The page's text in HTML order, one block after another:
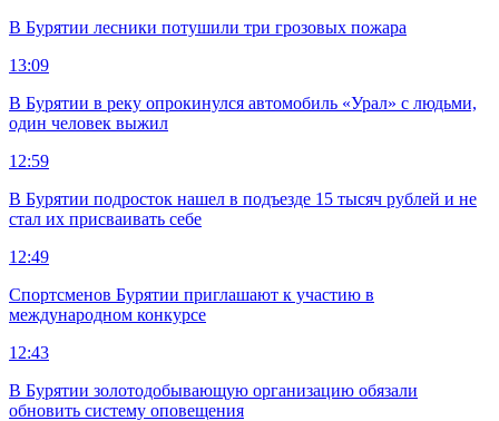
В Бурятии лесники потушили три грозовых пожара
13:09
В Бурятии в реку опрокинулся автомобиль «Урал» с людьми,
один человек выжил
12:59
В Бурятии подросток нашел в подъезде 15 тысяч рублей и не
стал их присваивать себе
12:49
Спортсменов Бурятии приглашают к участию в
международном конкурсе
12:43
В Бурятии золотодобывающую организацию обязали
обновить систему оповещения